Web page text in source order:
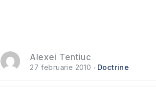
Alexei Tentiuc
27 februarie 2010 Doctrine